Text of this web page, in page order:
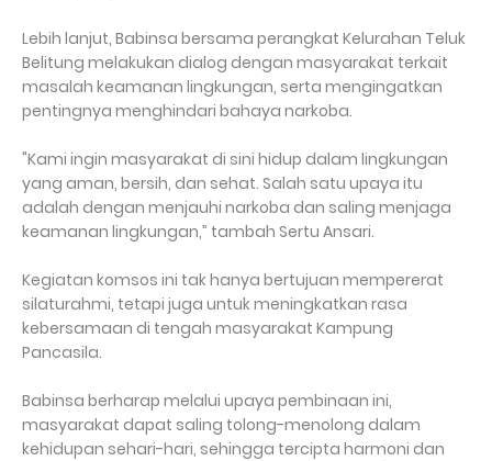
Lebih lanjut, Babinsa bersama perangkat Kelurahan Teluk
Belitung melakukan dialog dengan masyarakat terkait
masalah keamanan lingkungan, serta mengingatkan
pentingnya menghindari bahaya narkoba.
"Kami ingin masyarakat di sini hidup dalam lingkungan
yang aman, bersih, dan sehat. Salah satu upaya itu
adalah dengan menjauhi narkoba dan saling menjaga
keamanan lingkungan,” tambah Sertu Ansari.
Kegiatan komsos ini tak hanya bertujuan mempererat
silaturahmi, tetapi juga untuk meningkatkan rasa
kebersamaan di tengah masyarakat Kampung
Pancasila.
Babinsa berharap melalui upaya pembinaan ini,
masyarakat dapat saling tolong-menolong dalam
kehidupan sehari-hari, sehingga tercipta harmoni dan